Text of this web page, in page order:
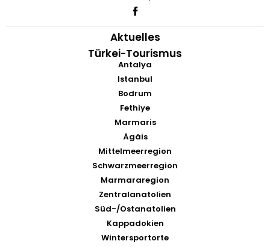
Aktuelles
Türkei-Tourismus
Antalya
Istanbul
Bodrum
Fethiye
Marmaris
Ägäis
Mittelmeerregion
Schwarzmeerregion
Marmararegion
Zentralanatolien
Süd-/Ostanatolien
Kappadokien
Wintersportorte